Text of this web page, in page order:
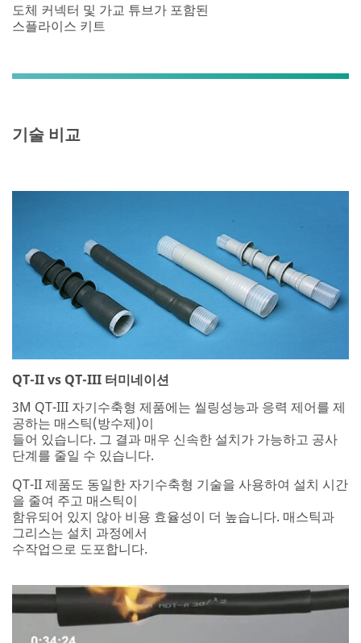
도체 커넥터 및 가교 튜브가 포함된
스플라이스 키트
기술 비교
QT-II vs QT-III 터미네이션
3M QT-III 자기수축형 제품에는 씰링성능과 응력 제어를 제
공하는 매스틱(방수제)이
들어 있습니다. 그 결과 매우 신속한 설치가 가능하고 공사
단계를 줄일 수 있습니다.
QT-II 제품도 동일한 자기수축형 기술을 사용하여 설치 시간
을 줄여 주고 매스틱이
함유되어 있지 않아 비용 효율성이 더 높습니다. 매스틱과
그리스는 설치 과정에서
수작업으로 도포합니다.